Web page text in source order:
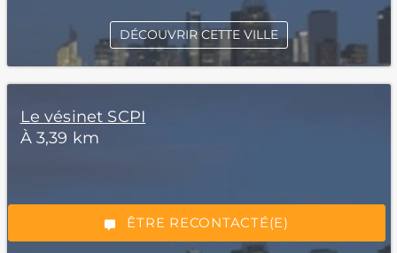
“Excellent”, 165 avis
ÊTRE RECONTACTÉ(E)
DÉCOUVRIR CETTE VILLE
Le vésinet SCPI
À 3,39 km